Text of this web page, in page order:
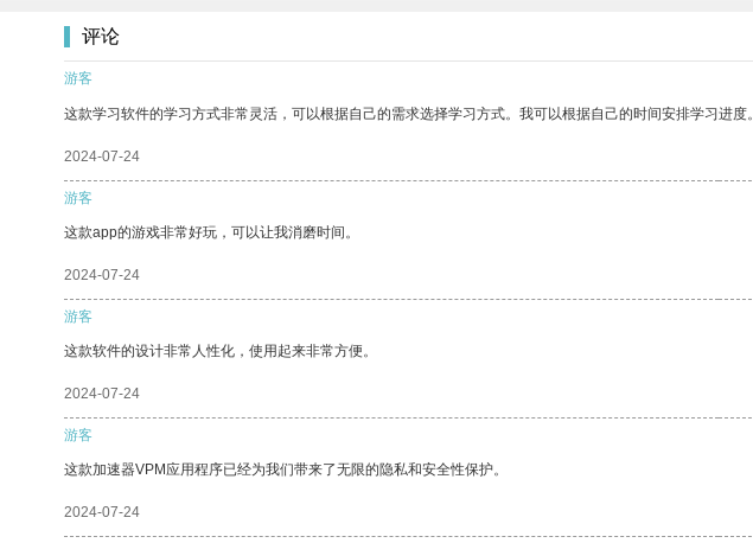
评论
游客
这款学习软件的学习方式非常灵活，可以根据自己的需求选择学习方式。我可以根据自己的时间安排学习进度。
2024-07-24
游客
这款app的游戏非常好玩，可以让我消磨时间。
2024-07-24
游客
这款软件的设计非常人性化，使用起来非常方便。
2024-07-24
游客
这款加速器VPM应用程序已经为我们带来了无限的隐私和安全性保护。
2024-07-24